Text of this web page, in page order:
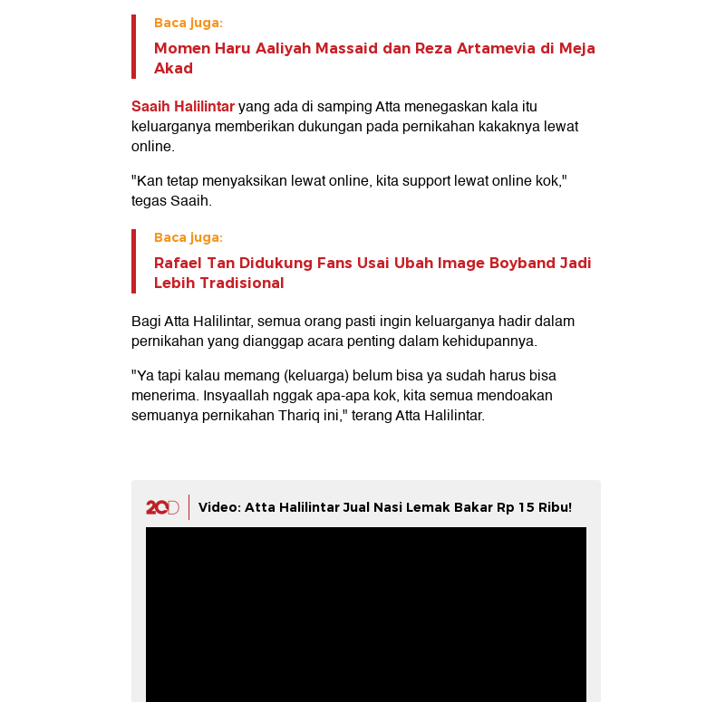
Baca juga:
Momen Haru Aaliyah Massaid dan Reza Artamevia di Meja
Akad
Saaih Halilintaryang ada di samping Atta menegaskan kala itu
keluarganya memberikan dukungan pada pernikahan kakaknya lewat
online.
"Kan tetap menyaksikan lewat online, kita support lewat online kok,"
tegas Saaih.
Baca juga:
Rafael Tan Didukung Fans Usai Ubah Image Boyband Jadi
Lebih Tradisional
Bagi Atta Halilintar, semua orang pasti ingin keluarganya hadir dalam
pernikahan yang dianggap acara penting dalam kehidupannya.
"Ya tapi kalau memang (keluarga) belum bisa ya sudah harus bisa
menerima. Insyaallah nggak apa-apa kok, kita semua mendoakan
semuanya pernikahan Thariq ini," terang Atta Halilintar.
Video: Atta Halilintar Jual Nasi Lemak Bakar Rp 15 Ribu!